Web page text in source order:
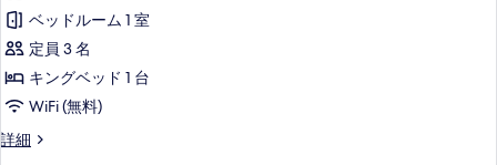
す
べ
て
の
写
ビ
ュ
ー
の
詳
細
ア
ス
イ
ー
ト
シ
ベッドルーム 1 室
定員 3 名
キングベッド 1 台
WiFi (無料)
詳細
ジ